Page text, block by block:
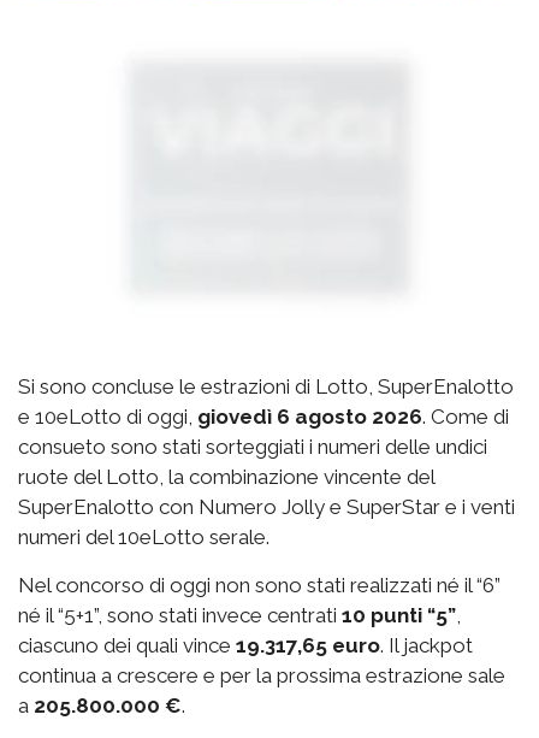
Si sono concluse le estrazioni di Lotto, SuperEnalotto
e 10eLotto di oggi, giovedì 6 agosto 2026. Come di
consueto sono stati sorteggiati i numeri delle undici
ruote del Lotto, la combinazione vincente del
SuperEnalotto con Numero Jolly e SuperStar e i venti
numeri del 10eLotto serale.
Nel concorso di oggi non sono stati realizzati né il “6”
né il “5+1”, sono stati invece centrati 10 punti “5”,
ciascuno dei quali vince 19.317,65 euro. Il jackpot
continua a crescere e per la prossima estrazione sale
a 205.800.000 €.